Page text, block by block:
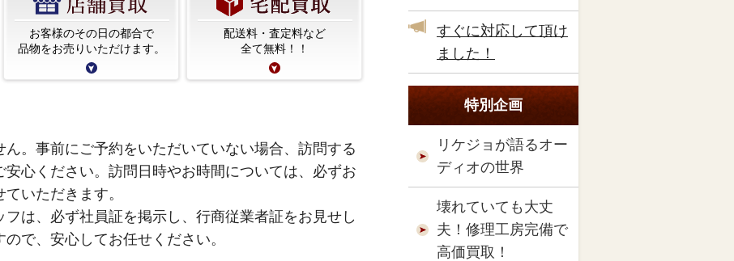
お客様のその日の都合で
品物をお売りいただけます。
配送料・査定料など
全て無料！！
。事前にご予約をいただいていない場合、訪問する
安心ください。訪問日時やお時間については、必ずお
いただきます。
フは、必ず社員証を掲示し、行商従業者証をお見せし
で、安心してお任せください。
すぐに対応して頂け
ました！
特別企画
リケジョが語るオー
ディオの世界
壊れていても大丈
夫！修理工房完備で
高価買取！